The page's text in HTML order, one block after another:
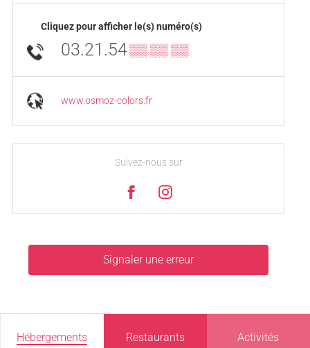
Cliquez pour afficher le(s) numéro(s)
03.21.54▒▒ ▒▒ ▒▒
www.osmoz-colors.fr
Suivez-nous sur
Signaler une erreur
Hébergements Restaurants Activités